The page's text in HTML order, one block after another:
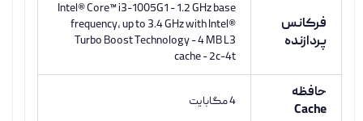
فرکانس
پردازنده
Intel® Core™ i3-1005G1 - 1.2 GHz base
frequency, up to 3.4 GHz with Intel®
Turbo Boost Technology - 4 MB L3
cache - 2c-4t
حافظه
Cache
4 مگابایت